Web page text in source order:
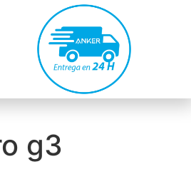
g3